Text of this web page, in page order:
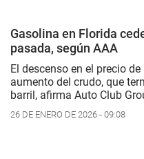
Gasolina en Florida
pasada, según AAA
El descenso en el precio
aumento del crudo, que
barril, afirma Auto Club
26 DE ENERO DE 2026 - 09:08